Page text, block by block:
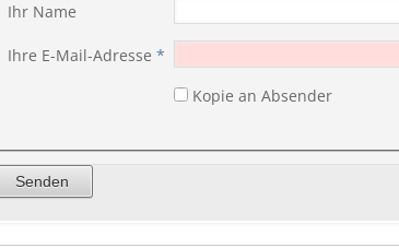
Ihr Name
Ihre E-Mail-Adresse *
Kopie an Absender